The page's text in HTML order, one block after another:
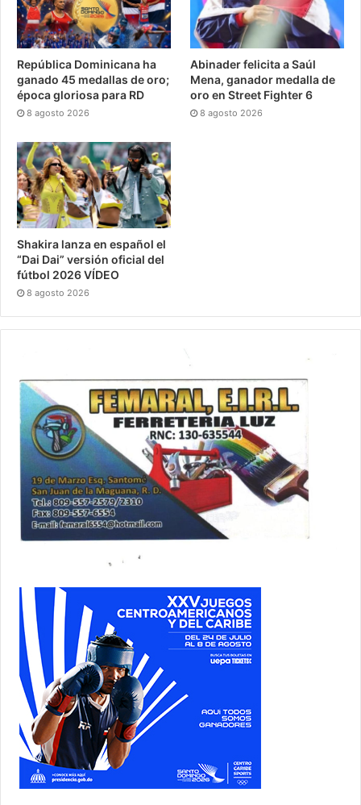
República Dominicana ha
ganado 45 medallas de oro;
época gloriosa para RD
8 agosto 2026
Abinader felicita a Saúl
Mena, ganador medalla de
oro en Street Fighter 6
8 agosto 2026
Shakira lanza en español el
“Dai Dai” versión oficial del
fútbol 2026 VÍDEO
8 agosto 2026